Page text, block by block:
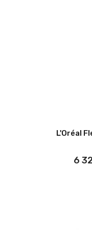
L'Oréal
6